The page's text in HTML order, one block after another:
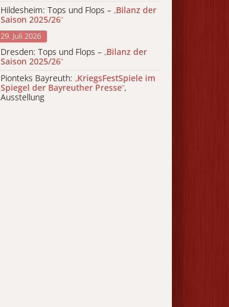
Hildesheim: Tops und Flops – „Bilanz der
Saison 2025/26“
29. Juli 2026
Dresden: Tops und Flops – „Bilanz der
Saison 2025/26“
Pionteks Bayreuth: „KriegsFestSpiele im
Spiegel der Bayreuther Presse“,
Ausstellung